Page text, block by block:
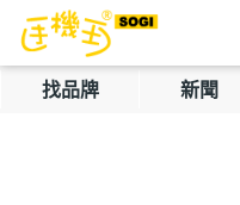
找品牌 新聞